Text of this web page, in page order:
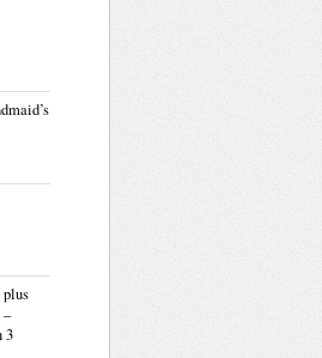
–
3